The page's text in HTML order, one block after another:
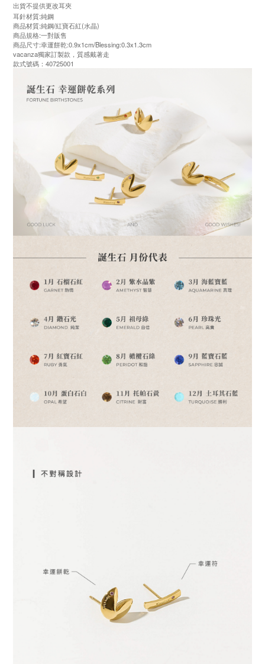
出貨不提供更改耳夾
耳針材質:純鋼
商品材質:純鋼/紅寶石紅(水晶)
商品規格:一對販售
商品尺寸:幸運餅乾:0.9x1cm/Blessing:0.3x1.3cm
vacanza獨家訂製款，質感戴著走
款式號碼：40725001